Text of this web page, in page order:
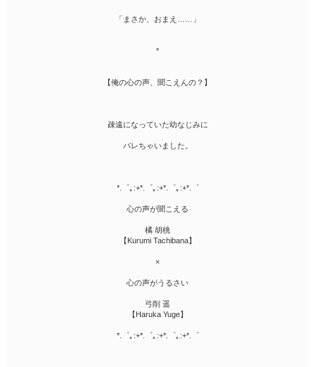
「まさか、おまえ……」
*
【俺の心の声、聞こえんの？】
疎遠になっていた幼なじみに
バレちゃいました。
*.゜｡:+*.゜｡:+*.゜｡:+*.゜
心の声が聞こえる
橘 胡桃
【Kurumi Tachibana】
×
心の声がうるさい
弓削 遥
【Haruka Yuge】
*.゜｡:+*.゜｡:+*.゜｡:+*.゜